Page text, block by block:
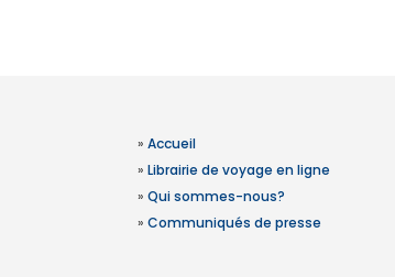
» Accueil
» Librairie de voyage en ligne
» Qui sommes-nous?
» Communiqués de presse